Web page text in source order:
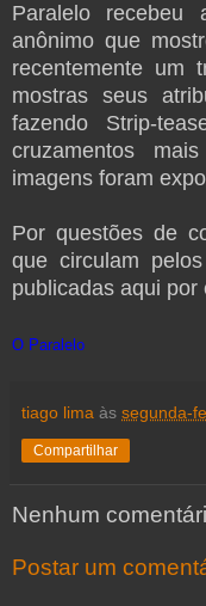
Paralelo
anônimo que
recentemente um
mostras seus
fazendo Strip-
cruzamentos
imagens foram
Por questões de
que circulam
publicadas aqui
O Paralelo
tiago lima às segunda-
Compartilhar
Nenhum
Postar um